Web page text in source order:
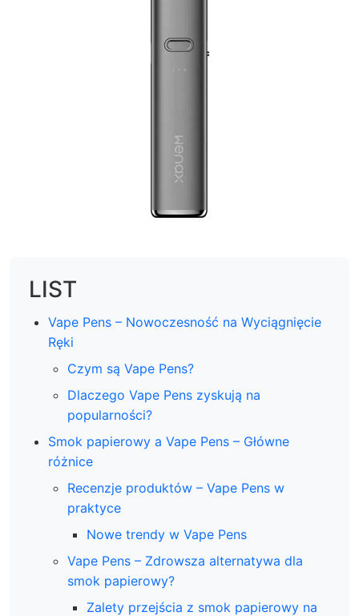
LIST
Vape Pens – Nowoczesność na Wyciągnięcie
Ręki
Czym są Vape Pens?
Dlaczego Vape Pens zyskują na
popularności?
Smok papierowy a Vape Pens – Główne
różnice
Recenzje produktów – Vape Pens w
praktyce
Nowe trendy w Vape Pens
Vape Pens – Zdrowsza alternatywa dla
smok papierowy?
Zalety przejścia z smok papierowy na